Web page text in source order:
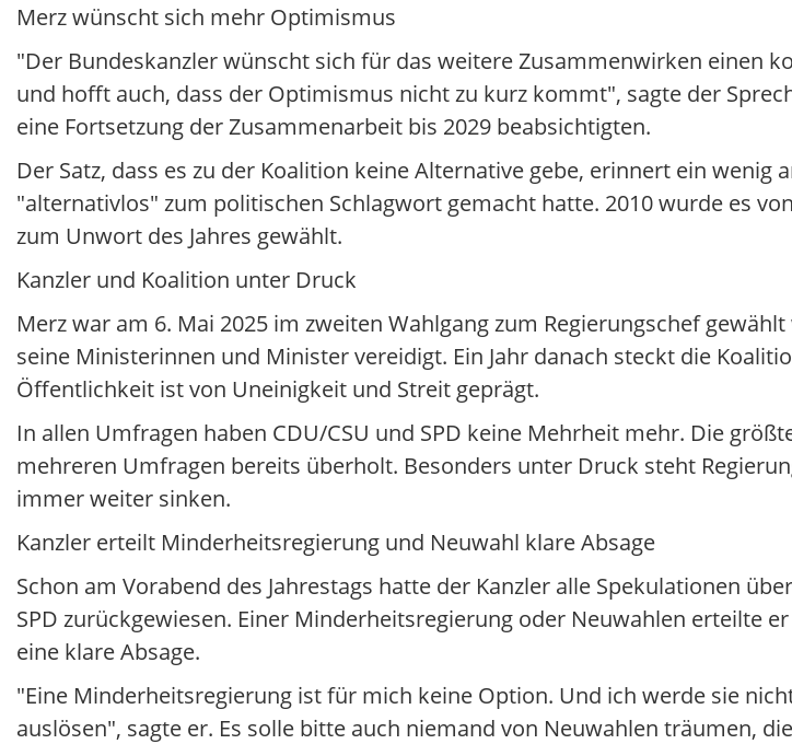
Merz wünscht sich mehr Optimismus
"Der Bundeskanzler wünscht sich für das weitere Zusammenwirken einen
und hofft auch, dass der Optimismus nicht zu kurz kommt", sagte der
eine Fortsetzung der Zusammenarbeit bis 2029 beabsichtigten.
Der Satz, dass es zu der Koalition keine Alternative gebe, erinnert ein wenig
"alternativlos" zum politischen Schlagwort gemacht hatte. 2010 wurde es
zum Unwort des Jahres gewählt.
Kanzler und Koalition unter Druck
Merz war am 6. Mai 2025 im zweiten Wahlgang zum Regierungschef
seine Ministerinnen und Minister vereidigt. Ein Jahr danach steckt die
Öffentlichkeit ist von Uneinigkeit und Streit geprägt.
In allen Umfragen haben CDU/CSU und SPD keine Mehrheit mehr. Die
mehreren Umfragen bereits überholt. Besonders unter Druck steht
immer weiter sinken.
Kanzler erteilt Minderheitsregierung und Neuwahl klare Absage
Schon am Vorabend des Jahrestags hatte der Kanzler alle Spekulationen
SPD zurückgewiesen. Einer Minderheitsregierung oder Neuwahlen erteilte
eine klare Absage.
"Eine Minderheitsregierung ist für mich keine Option. Und ich werde sie
auslösen", sagte er. Es solle bitte auch niemand von Neuwahlen träumen,